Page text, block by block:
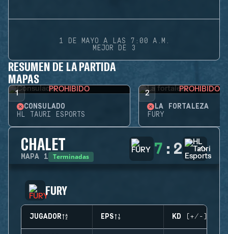
1 DE MAYO A LAS 7:00 A.M.
MEJOR DE 3
RESUMEN DE LA PARTIDA
MAPAS
1 PROHIBIDO
CONSULADO
HL TAURI ESPORTS
2 PROHIBIDO
LA FORTALEZA
FURY
CHALET
MAPA 1 Terminadas 7 : 2
FURY
JUGADOR EPS KD (+/-)